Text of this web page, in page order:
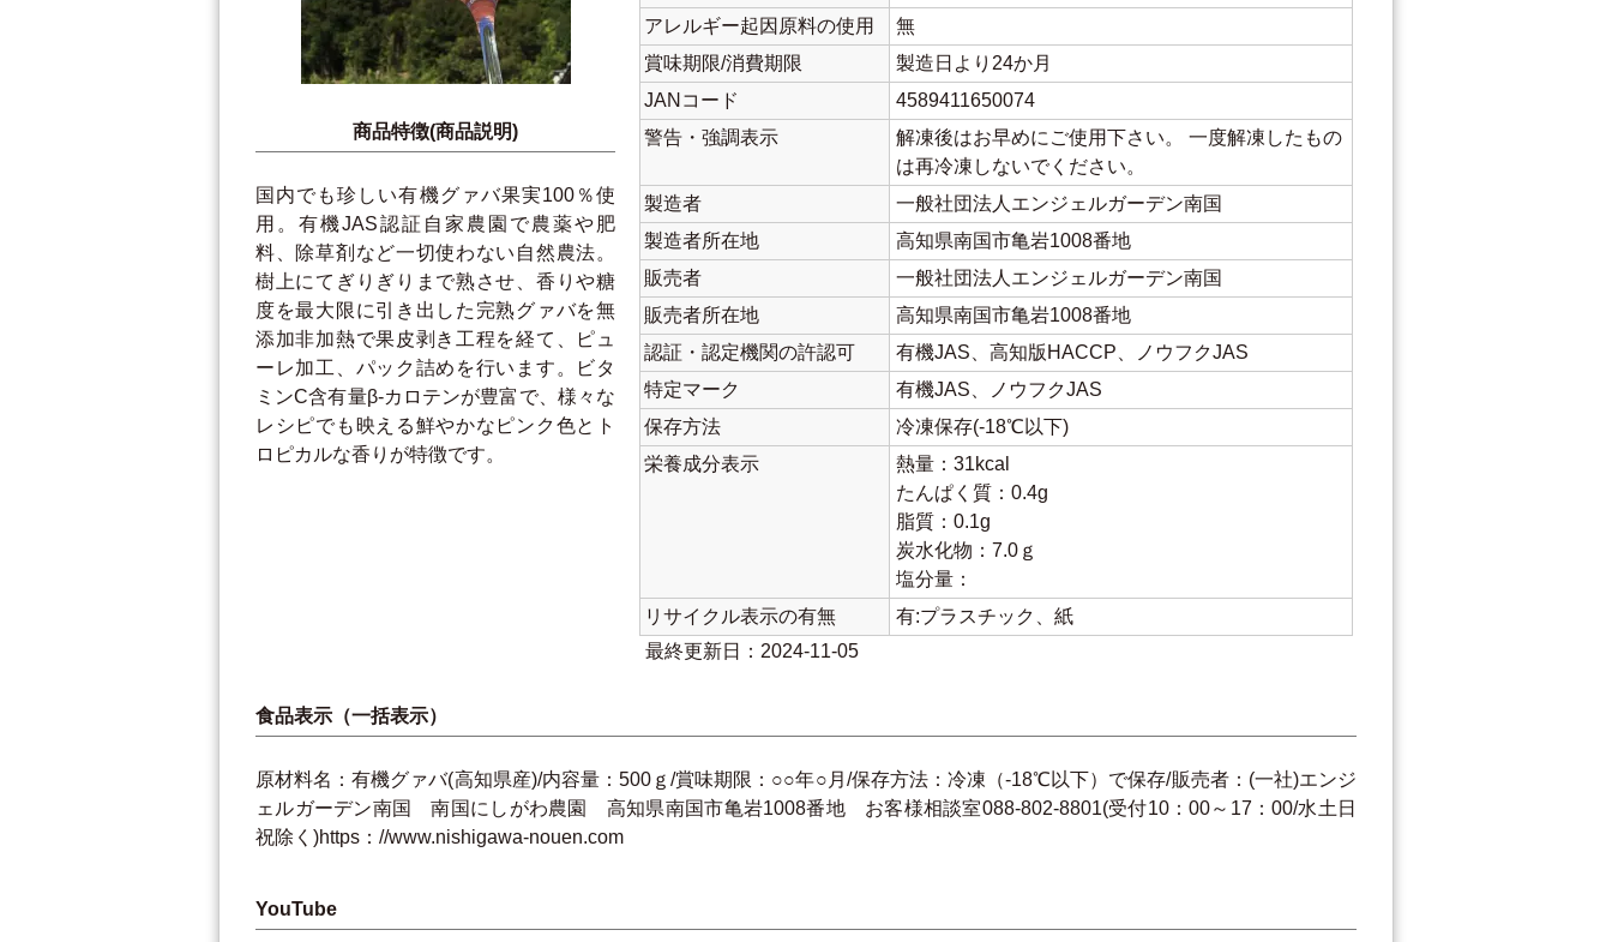
商品特徴(商品説明)
国内でも珍しい有機グァバ果実100％使
用。有機JAS認証自家農園で農薬や肥
料、除草剤など一切使わない自然農法。
樹上にてぎりぎりまで熟させ、香りや糖
度を最大限に引き出した完熟グァバを無
添加非加熱で果皮剥き工程を経て、ピュ
ーレ加工、パック詰めを行います。ビタ
ミンC含有量β-カロテンが豊富で、様々な
レシピでも映える鮮やかなピンク色とト
ロピカルな香りが特徴です。
アレルギー起因原料の使用
無
賞味期限/消費期限
製造日より24か月
JANコード
4589411650074
警告・強調表示
解凍後はお早めにご使用下さい。 一度解凍したもの
は再冷凍しないでください。
製造者
一般社団法人エンジェルガーデン南国
製造者所在地
高知県南国市亀岩1008番地
販売者
一般社団法人エンジェルガーデン南国
販売者所在地
高知県南国市亀岩1008番地
認証・認定機関の許認可
有機JAS、高知版HACCP、ノウフクJAS
特定マーク
有機JAS、ノウフクJAS
保存方法
冷凍保存(-18℃以下)
栄養成分表示
熱量：31kcal
たんぱく質：0.4g
脂質：0.1g
炭水化物：7.0ｇ
塩分量：
リサイクル表示の有無
有:プラスチック、紙
最終更新日：2024-11-05
食品表示（一括表示）
原材料名：有機グァバ(高知県産)/内容量：500ｇ/賞味期限：○○年○月/保存方法：冷凍（-18℃以下）で保存/販売者：(一社)エンジ
ェルガーデン南国 南国にしがわ農園 高知県南国市亀岩1008番地 お客様相談室088-802-8801(受付10：00～17：00/水土日
祝除く)https：//www.nishigawa-nouen.com
YouTube